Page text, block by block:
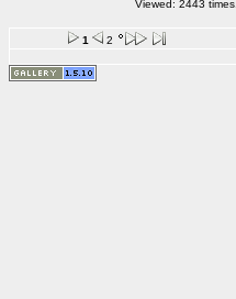
Viewed: 2443 times.
1 2